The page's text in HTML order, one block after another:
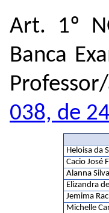
Art. 1º
Banca
038, de
Heloisa da
Cacio José
Alanna
Elizandra
Jemima
Michelle